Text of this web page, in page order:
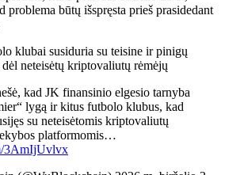
problema būtų išspręsta prieš prasidedant
klubai susiduria su teisine ir pinigų
neteisėtų kriptovaliutų rėmėjų
kad JK finansinio elgesio tarnyba
lygą ir kitus futbolo klubus, kad
su neteisėtomis kriptovaliutų
platformomis…
3AmIjUvlvx